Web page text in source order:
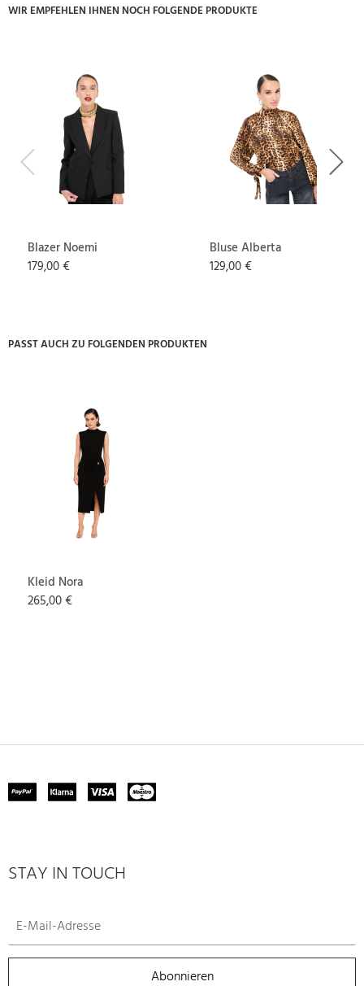
WIR EMPFEHLEN IHNEN NOCH FOLGENDE PRODUKTE
Previous
Blazer Noemi
179,00 €
Bluse Alberta
129,00 €
Next
PASST AUCH ZU FOLGENDEN PRODUKTEN
Kleid Nora
265,00 €
STAY IN TOUCH
Abonnieren